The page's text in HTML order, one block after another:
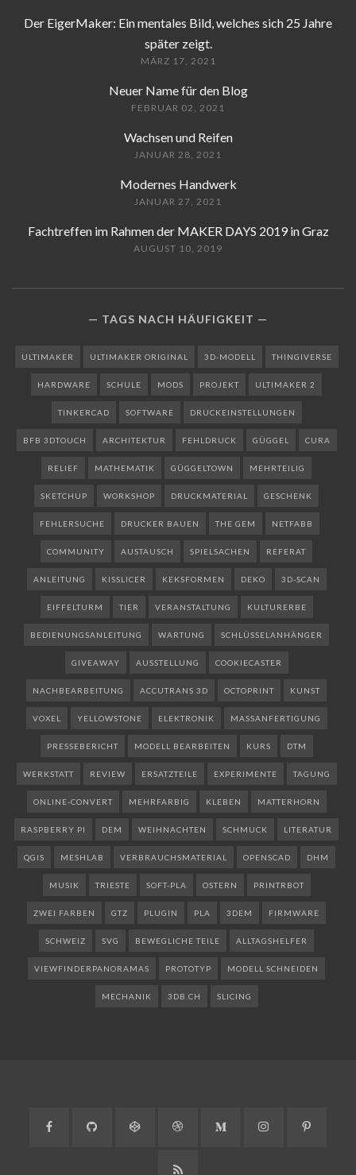
Der EigerMaker: Ein mentales Bild, welches sich 25 Jahre
später zeigt.
MÄRZ 17, 2021
Neuer Name für den Blog
FEBRUAR 02, 2021
Wachsen und Reifen
JANUAR 28, 2021
Modernes Handwerk
JANUAR 27, 2021
Fachtreffen im Rahmen der MAKER DAYS 2019 in Graz
AUGUST 10, 2019
TAGS NACH HÄUFIGKEIT
ULTIMAKER ULTIMAKER ORIGINAL 3D-MODELL THINGIVERSE
HARDWARE SCHULE MODS PROJEKT ULTIMAKER 2
TINKERCAD SOFTWARE DRUCKEINSTELLUNGEN
BFB 3DTOUCH ARCHITEKTUR FEHLDRUCK GÜGGEL CURA
RELIEF MATHEMATIK GÜGGELTOWN MEHRTEILIG
SKETCHUP WORKSHOP DRUCKMATERIAL GESCHENK
FEHLERSUCHE DRUCKER BAUEN THE GEM NETFABB
COMMUNITY AUSTAUSCH SPIELSACHEN REFERAT
ANLEITUNG KISSLICER KEKSFORMEN DEKO 3D-SCAN
EIFFELTURM TIER VERANSTALTUNG KULTURERBE
BEDIENUNGSANLEITUNG WARTUNG SCHLÜSSELANHÄNGER
GIVEAWAY AUSSTELLUNG COOKIECASTER
NACHBEARBEITUNG ACCUTRANS 3D OCTOPRINT KUNST
VOXEL YELLOWSTONE ELEKTRONIK MASSANFERTIGUNG
PRESSEBERICHT MODELL BEARBEITEN KURS DTM
WERKSTATT REVIEW ERSATZTEILE EXPERIMENTE TAGUNG
ONLINE-CONVERT MEHRFARBIG KLEBEN MATTERHORN
RASPBERRY PI DEM WEIHNACHTEN SCHMUCK LITERATUR
QGIS MESHLAB VERBRAUCHSMATERIAL OPENSCAD DHM
MUSIK TRIESTE SOFT-PLA OSTERN PRINTRBOT
ZWEI FARBEN GTZ PLUGIN PLA 3DEM FIRMWARE
SCHWEIZ SVG BEWEGLICHE TEILE ALLTAGSHELFER
VIEWFINDERPANORAMAS PROTOTYP MODELL SCHNEIDEN
MECHANIK 3DB.CH SLICING
Facebook GitHub CodePen DribbbleMedium Instagram
RSS